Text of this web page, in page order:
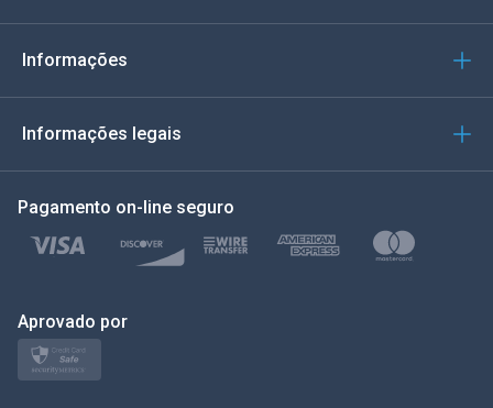
Italiano
Türkçe
Polonês
日本
Informações
Informações legais
Pagamento on-line seguro
Aprovado por